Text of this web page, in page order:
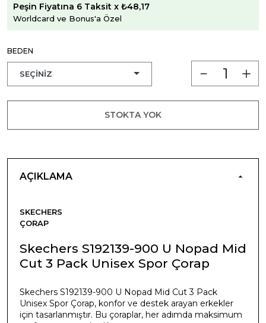
Peşin Fiyatına 6 Taksit x ₺48,17
Worldcard ve Bonus'a Özel
BEDEN
STOKTA YOK
AÇIKLAMA
SKECHERS
ÇORAP
Skechers S192139-900 U Nopad Mid
Cut 3 Pack Unisex Spor Çorap
Skechers S192139-900 U Nopad Mid Cut 3 Pack
Unisex Spor Çorap, konfor ve destek arayan erkekler
için tasarlanmıştır. Bu çoraplar, her adımda maksimum